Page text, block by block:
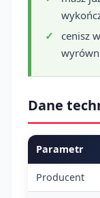
cenisz
Dane
Parametr
Producent